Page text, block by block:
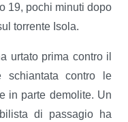
19, pochi minuti dopo
torrente Isola.
urtato prima contro il
contro le
in parte demolite. Un
di passagio ha